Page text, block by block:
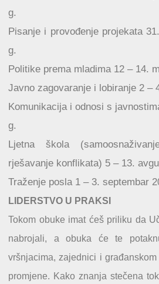
g.
Pisanje i provođenje projekata
g.
Politike prema mladima 12 – 14.
Javno zagovaranje i lobiranje 2 –
Komunikacija i odnosi s
g.
Ljetna škola
rješavanje konflikata) 5 – 13.
Traženje posla 1 – 3. septembar
LIDERSTVO U PRAKSI
Tokom obuke imat ćeš priliku da
nabrojali, a obuka će te
vršnjacima, zajednici i
promjene. Kako znanja stečena